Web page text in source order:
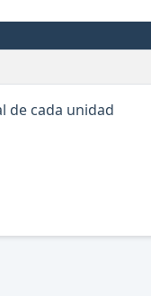
de cada unidad